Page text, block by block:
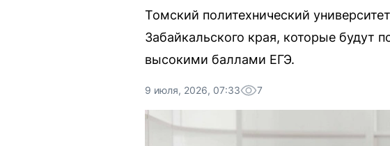
Томский политехнический
Забайкальского края, которые будут
высокими баллами ЕГЭ.
9 июля, 2026, 07:33 7